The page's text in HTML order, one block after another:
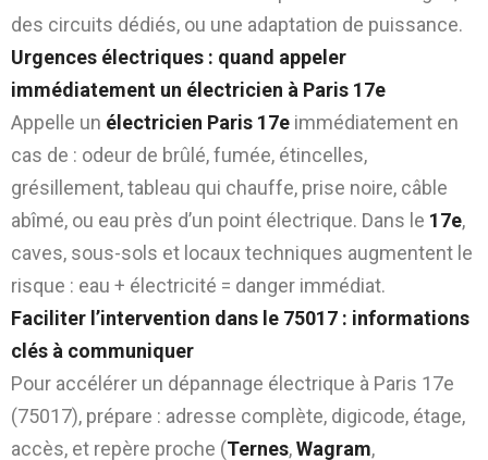
des circuits dédiés, ou une adaptation de puissance.
Urgences électriques : quand appeler
immédiatement un électricien à Paris 17e
Appelle un électricien Paris 17e immédiatement en
cas de : odeur de brûlé, fumée, étincelles,
grésillement, tableau qui chauffe, prise noire, câble
abîmé, ou eau près d’un point électrique. Dans le 17e,
caves, sous-sols et locaux techniques augmentent le
risque : eau + électricité = danger immédiat.
Faciliter l’intervention dans le 75017 : informations
clés à communiquer
Pour accélérer un dépannage électrique à Paris 17e
(75017), prépare : adresse complète, digicode, étage,
accès, et repère proche (Ternes,Wagram,